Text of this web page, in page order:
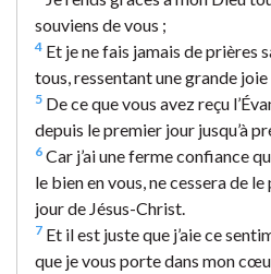
souviens de vous ;
4 Et je ne fais jamais de prières
tous, ressentant une grande joie
5 De ce que vous avez reçu
depuis le premier jour jusqu’à
6 Car j’ai une ferme confiance
le bien en vous, ne cessera de
jour de Jésus-Christ.
7 Et il est juste que j’aie ce
que je vous porte dans mon